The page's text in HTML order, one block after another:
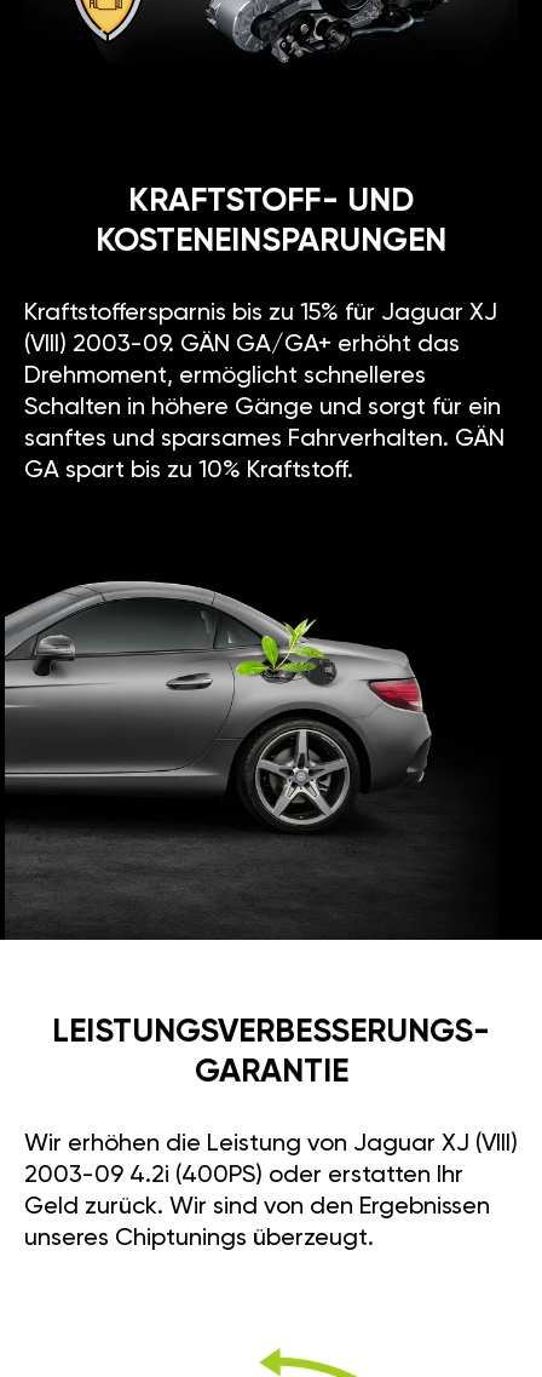
KRAFTSTOFF- UND
KOSTENEINSPARUNGEN
Kraftstoffersparnis bis zu 15% für Jaguar XJ
(VIII) 2003-09. GÄN GA/GA+ erhöht das
Drehmoment, ermöglicht schnelleres
Schalten in höhere Gänge und sorgt für ein
sanftes und sparsames Fahrverhalten. GÄN
GA spart bis zu 10% Kraftstoff.
LEISTUNGSVERBESSE­RUNGS­
GARANTIE
Wir erhöhen die Leistung von Jaguar XJ (VIII)
2003-09 4.2i (400PS) oder erstatten Ihr
Geld zurück. Wir sind von den Ergebnissen
unseres Chiptunings überzeugt.